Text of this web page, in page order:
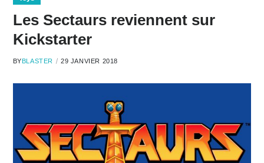
Les Sectaurs reviennent sur
Kickstarter
BYBLASTER 29 JANVIER 2018